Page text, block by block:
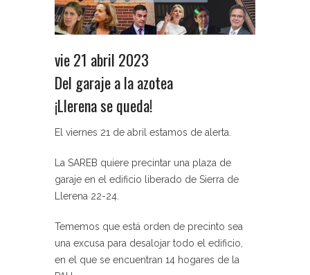
vie 21 abril 2023
Del garaje a la azotea
¡Llerena se queda!
El viernes 21 de abril estamos de alerta.
La SAREB quiere precintar una plaza de
garaje en el edificio liberado de Sierra de
Llerena 22-24.
Tememos que está orden de precinto sea
una excusa para desalojar todo el edificio,
en el que se encuentran 14 hogares de la